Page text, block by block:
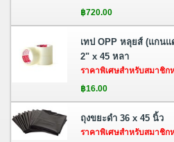
฿720.00
เทป OPP หลุยส์ (แกนแ
2" x 45 หลา
ราคาพิเศษสำหรับสมาชิก
฿16.00
ถุงขยะดำ 36 x 45 นิ้ว
ราคาพิเศษสำหรับสมาชิก